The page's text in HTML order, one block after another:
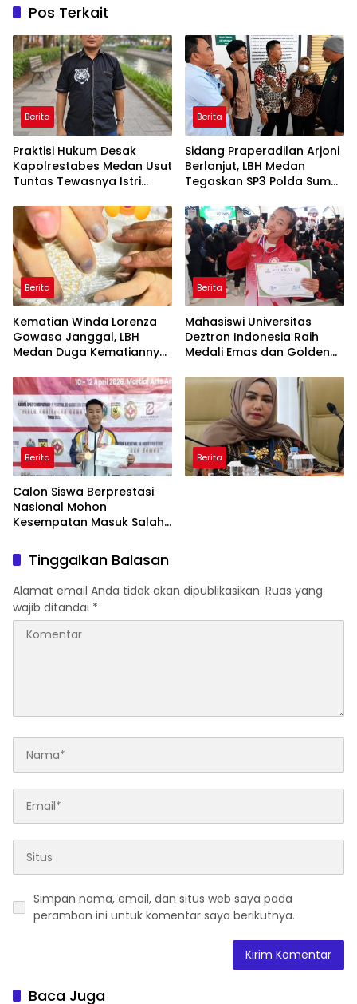
Pos Terkait
Berita
Praktisi Hukum Desak
Kapolrestabes Medan Usut
Tuntas Tewasnya Istri
Berita
Sidang Praperadilan Arjoni
Berlanjut, LBH Medan
Tegaskan SP3 Polda Sumut
Berita
Kematian Winda Lorenza
Gowasa Janggal, LBH
Medan Duga Kematiannya
Ada Dugaan Tundak
Pidana
Berita
Mahasiswi Universitas
Deztron Indonesia Raih
Medali Emas dan Golden
Berita
Calon Siswa Berprestasi
Nasional Mohon
Kesempatan Masuk Salah
Berita
Tinggalkan Balasan
Alamat email Anda tidak akan dipublikasikan. Ruas yang
wajib ditandai *
Simpan nama, email, dan situs web saya pada
peramban ini untuk komentar saya berikutnya.
Baca Juga